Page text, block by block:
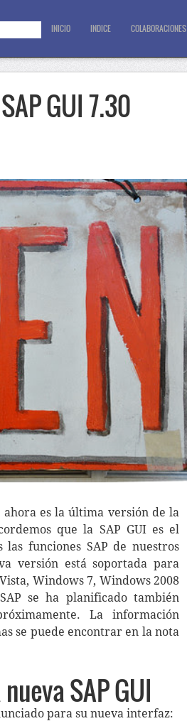
INICIO INDICE COLABORACIONES
GUI 7.30
ahora es la última versión de la
que la SAP GUI es el
funciones SAP de nuestros
versión está soportada para
Windows 7, Windows 2008
se ha planificado también
La información
se puede encontrar en la nota
SAP GUI
para su nueva interfaz: